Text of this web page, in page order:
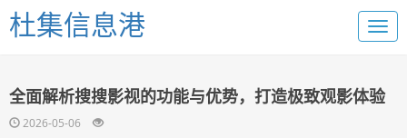
杜集信息港
全面解析搜搜影视的功能与优势，打造极致观影体验
2026-05-06